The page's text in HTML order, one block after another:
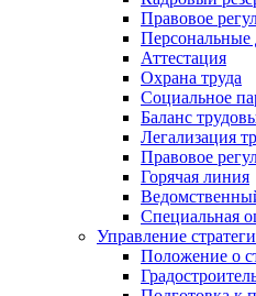
Правовое
Персональные
Аттестация
Охрана труда
Социальное
Баланс
Легализация
Правовое
Горячая линия
Специальная
Управление
Положение о